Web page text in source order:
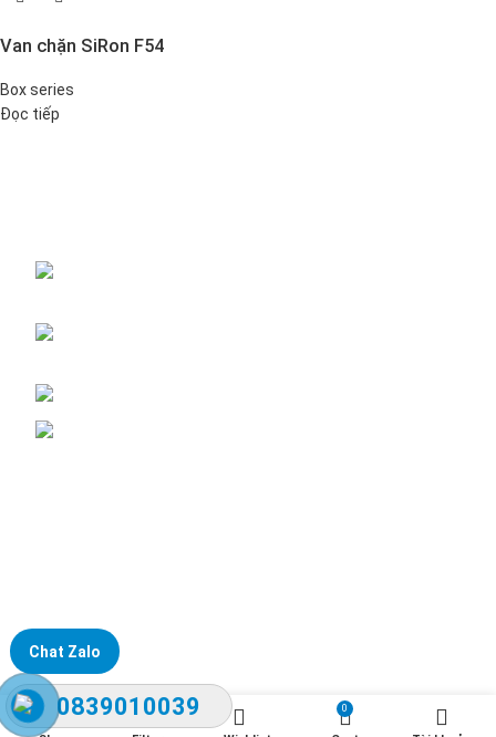
Van chặn SiRon F54
Box series
Đọc tiếp
Chat Zalo
0839010039 0